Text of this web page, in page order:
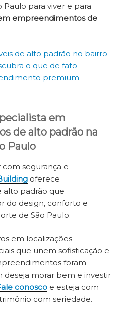
Paulo para viver e para
empreendimentos de
de alto padrão no bairro
o que de fato
premium
em
de alto padrão na
Paulo
com segurança e
oferece
padrão que
do design, conforto e
de São Paulo.
em localizações
que unem sofisticação e
foram
deseja morar bem e investir
conosco e esteja com
com seriedade.